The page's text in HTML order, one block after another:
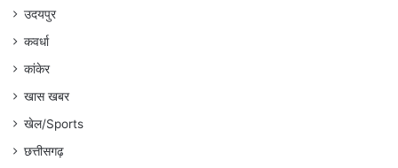
उदयपुर
कवर्धा
कांकेर
खास खबर
खेल/Sports
छत्तीसगढ़